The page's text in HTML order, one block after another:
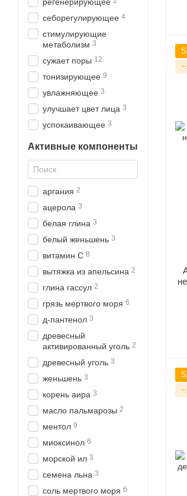
себорегулирующее 4
стимулирующие
метаболизм 3
сужает поры 12
тонизирующее 9
увлажняющее 3
улучшает цвет лица 3
успокаивающее 3
Активные компоненты
аргания 2
ацерола 3
белая глина 3
белый женьшень 3
витамин С 8
вытяжка из апельсина 2
глина гассул 2
грязь мертвого моря 6
д-пантенол 3
древесный
активированный уголь 2
древесный уголь 3
женьшень 3
корень аира 3
масло пальмарозы 2
ментол 9
миоксинол 6
морской ил 3
семена льна 3
соль мертвого моря 6